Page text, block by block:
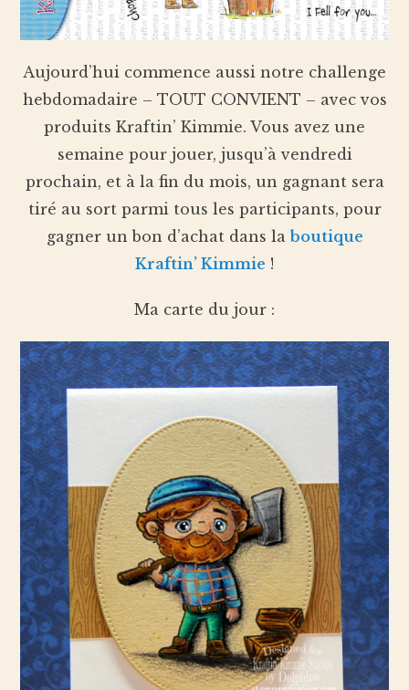
Aujourd’hui commence aussi notre challenge
hebdomadaire – TOUT CONVIENT – avec vos
produits Kraftin’ Kimmie. Vous avez une
semaine pour jouer, jusqu’à vendredi
prochain, et à la fin du mois, un gagnant sera
tiré au sort parmi tous les participants, pour
gagner un bon d’achat dans laboutique
Kraftin’ Kimmie !
Ma carte du jour :